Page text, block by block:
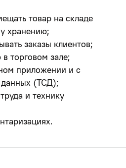
товар на складе
хранению;
заказы клиентов;
торговом зале;
приложении и с
(ТСД);
и технику